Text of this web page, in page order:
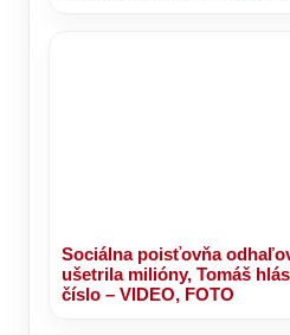
Sociálna poisťovňa
ušetrila milióny, Tomáš
číslo – VIDEO, FOTO